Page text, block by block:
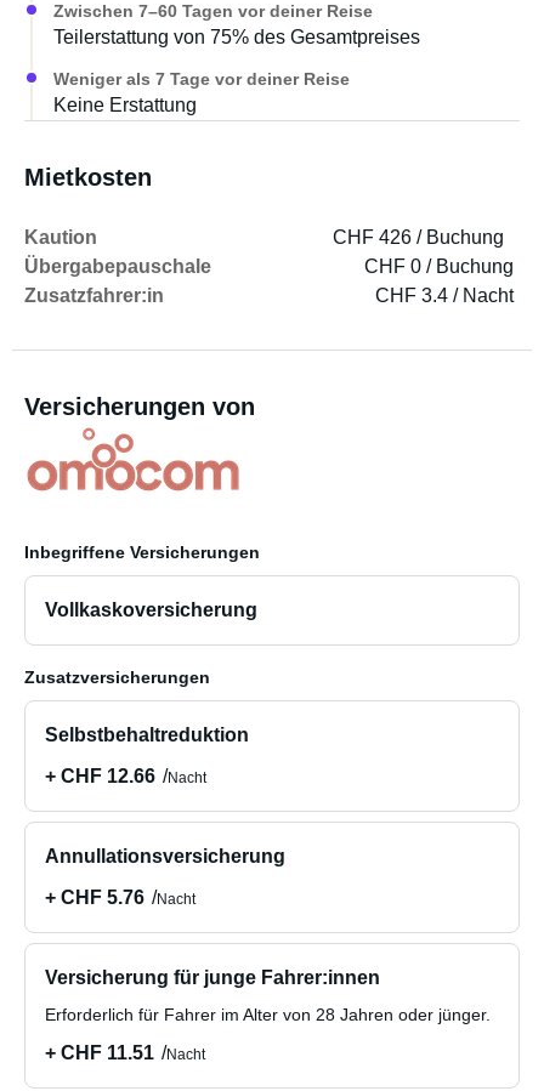
Zwischen 7–60 Tagen vor deiner Reise
Teilerstattung von 75% des Gesamtpreises
Weniger als 7 Tage vor deiner Reise
Keine Erstattung
Mietkosten
Kaution
CHF 426 / Buchung
Übergabepauschale
CHF 0 / Buchung
Zusatzfahrer:in
CHF 3.4 / Nacht
Versicherungen von
Inbegriffene Versicherungen
Vollkaskoversicherung
Zusatzversicherungen
Selbstbehaltreduktion
+ CHF 12.66
Nacht
Annullationsversicherung
+ CHF 5.76
Nacht
Versicherung für junge Fahrer:innen
Erforderlich für Fahrer im Alter von 28 Jahren oder jünger.
+ CHF 11.51 Nacht